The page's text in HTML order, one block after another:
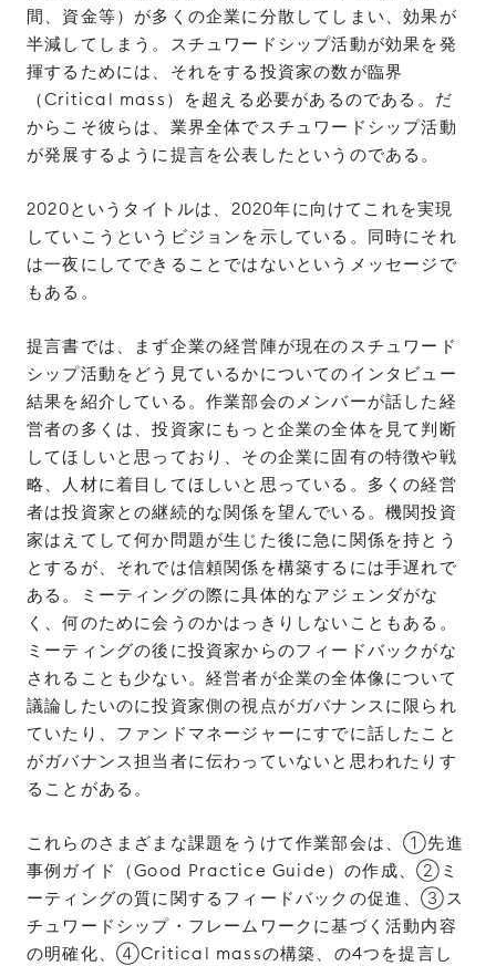
間、資金等）が多くの企業に分散してしまい、効果が
半減してしまう。スチュワードシップ活動が効果を発
揮するためには、それをする投資家の数が臨界
（Critical mass）を超える必要があるのである。だ
からこそ彼らは、業界全体でスチュワードシップ活動
が発展するように提言を公表したというのである。
2020というタイトルは、2020年に向けてこれを実現
していこうというビジョンを示している。同時にそれ
は一夜にしてできることではないというメッセージで
もある。
提言書では、まず企業の経営陣が現在のスチュワード
シップ活動をどう見ているかについてのインタビュー
結果を紹介している。作業部会のメンバーが話した経
営者の多くは、投資家にもっと企業の全体を見て判断
してほしいと思っており、その企業に固有の特徴や戦
略、人材に着目してほしいと思っている。多くの経営
者は投資家との継続的な関係を望んでいる。機関投資
家はえてして何か問題が生じた後に急に関係を持とう
とするが、それでは信頼関係を構築するには手遅れで
ある。ミーティングの際に具体的なアジェンダがな
く、何のために会うのかはっきりしないこともある。
ミーティングの後に投資家からのフィードバックがな
されることも少ない。経営者が企業の全体像について
議論したいのに投資家側の視点がガバナンスに限られ
ていたり、ファンドマネージャーにすでに話したこと
がガバナンス担当者に伝わっていないと思われたりす
ることがある。
これらのさまざまな課題をうけて作業部会は、①先進
事例ガイド（Good Practice Guide）の作成、②ミ
ーティングの質に関するフィードバックの促進、③ス
チュワードシップ・フレームワークに基づく活動内容
の明確化、④Critical massの構築、の4つを提言し